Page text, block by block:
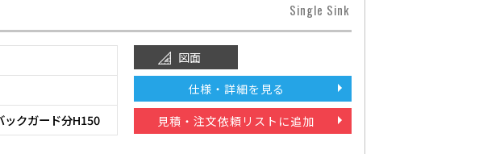
Single Sink
クガード分H150
図面
仕様・詳細を見る
見積・注文依頼リストに追加